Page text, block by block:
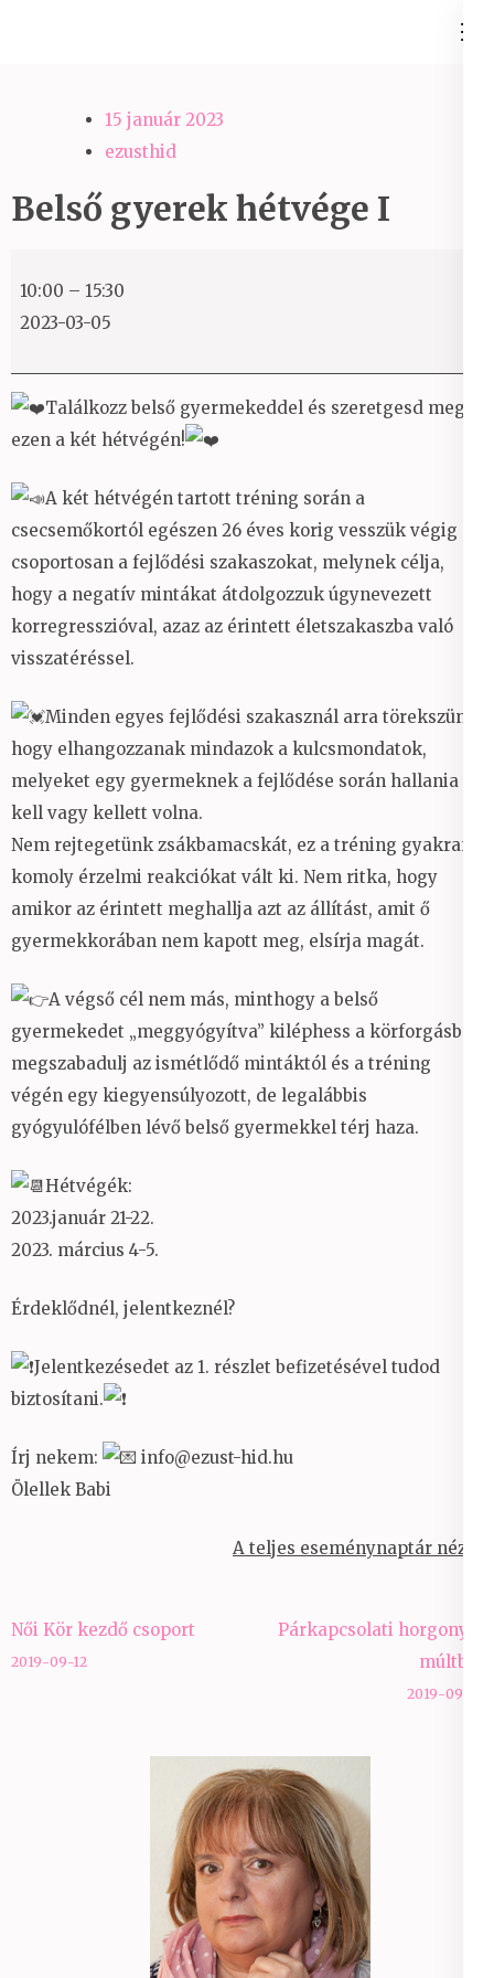
15 január 2023
ezusthid
Belső gyerek hétvége I
gyerek
hétvége
10:00 – 15:30
2023-03-05
Találkozz belső gyermekeddel és szeretgesd meg
ezen a két hétvégén!
A két hétvégén tartott tréning során a
csecsemőkortól egészen 26 éves korig vesszük végig
csoportosan a fejlődési szakaszokat, melynek célja,
hogy a negatív mintákat átdolgozzuk úgynevezett
korregresszióval, azaz az érintett életszakaszba való
visszatéréssel.
Minden egyes fejlődési szakasznál arra törekszünk,
hogy elhangozzanak mindazok a kulcsmondatok,
melyeket egy gyermeknek a fejlődése során hallania
kell vagy kellett volna.
Nem rejtegetünk zsákbamacskát, ez a tréning gyakran
komoly érzelmi reakciókat vált ki. Nem ritka, hogy
amikor az érintett meghallja azt az állítást, amit ő
gyermekkorában nem kapott meg, elsírja magát.
A végső cél nem más, minthogy a belső
gyermekedet „meggyógyítva” kiléphess a körforgásból,
megszabadulj az ismétlődő mintáktól és a tréning
végén egy kiegyensúlyozott, de legalábbis
gyógyulófélben lévő belső gyermekkel térj haza.
Hétvégék:
2023.január 21-22.
2023. március 4-5.
Érdeklődnél, jelentkeznél?
Jelentkezésedet az 1. részlet befizetésével tudod
biztosítani.
Írj nekem:
info@ezust-hid.hu
Ölellek Babi
A teljes eseménynaptár nézet
Bejegyzés
navigáció
Női Kör kezdő csoport
2019-09-12
Párkapcsolati horgony a
múltból
2019-09-19